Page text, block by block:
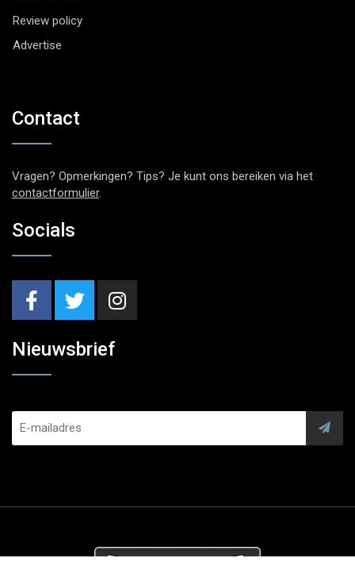
Review policy
Advertise
Contact
Vragen? Opmerkingen? Tips? Je kunt ons bereiken via het
contactformulier.
Socials
Nieuwsbrief